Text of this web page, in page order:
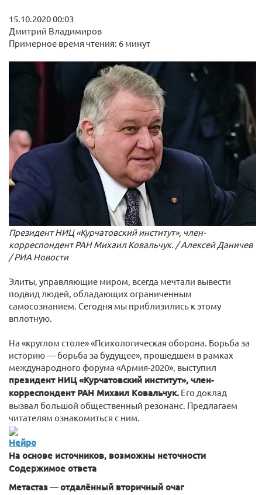
15.10.2020 00:03
Дмитрий Владимиров
Примерное время чтения: 6 минут
Президент НИЦ «Курчатовский институт», член-
корреспондент РАН Михаил Ковальчук. / Алексей Даничев
/ РИА Новости
Элиты, управляющие миром, всегда мечтали вывести
подвид людей, обладающих ограниченным
самосознанием. Сегодня мы приблизились к этому
вплотную.
На «круглом столе» «Психологическая оборона. Борьба за
историю — борьба за будущее», прошедшем в рамках
международного форума «Армия-2020», выступил
президент НИЦ «Курчатовский институт», член-
корреспондент РАН Михаил Ковальчук. Его доклад
вызвал большой общественный резонанс. Предлагаем
читателям ознакомиться с ним.
Нейро
На основе источников, возможны неточности
Содержимое ответа
Метастаз—отдалённый вторичный очаг